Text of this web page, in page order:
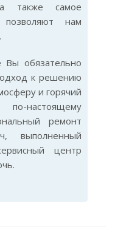
также самое
позволяют нам
обязательно
к решению
и горячий
настоящему
ремонт
выполненный
центр